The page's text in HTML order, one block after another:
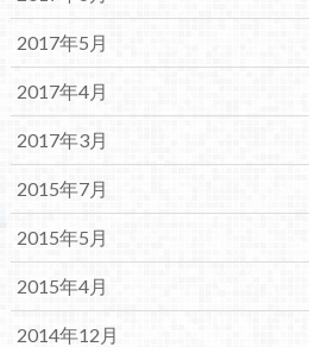
2017年5月
2017年4月
2017年3月
2015年7月
2015年5月
2015年4月
2014年12月